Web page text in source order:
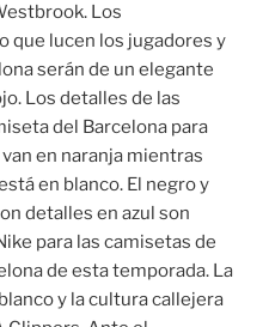
Los
que lucen los jugadores y
serán de un elegante
Los detalles de las
del Barcelona para
en naranja mientras
en blanco. El negro y
detalles en azul son
para las camisetas de
de esta temporada. La
y la cultura callejera